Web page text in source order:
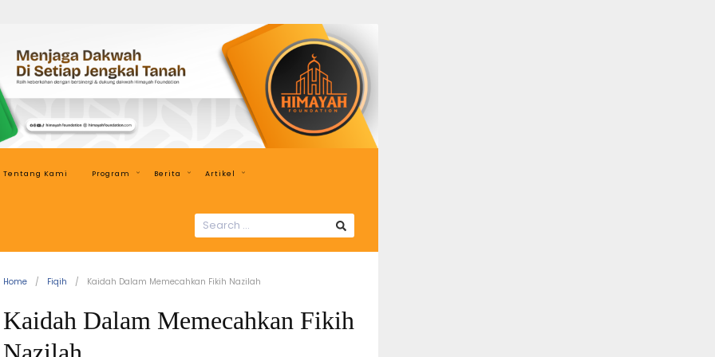
Himayah
Foundation
Menjaga
Dakwah
di
Setiap
Jengkal
Tentang Kami Program Berita Artikel
FOR:
Home Fiqih Kaidah Dalam Memecahkan Fikih Nazilah
Kaidah Dalam Memecahkan Fikih